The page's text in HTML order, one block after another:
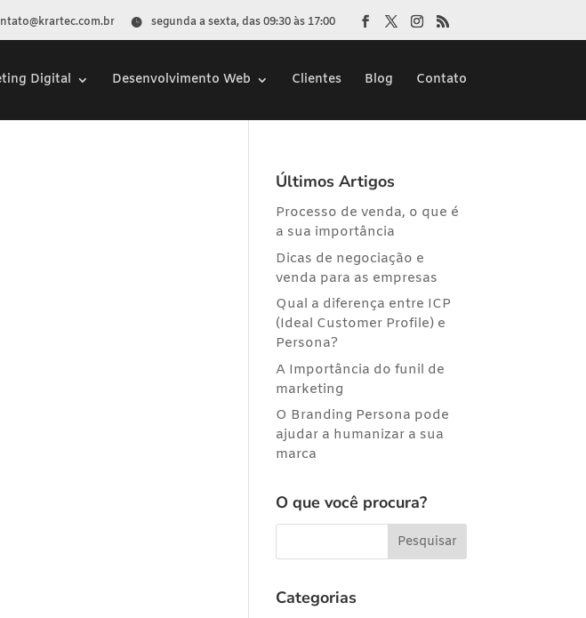
segunda a sexta, das 09:30 às 17:00
Digital Desenvolvimento Web Clientes Blog Contato
Últimos Artigos
Processo de venda, o que é
a sua importância
Dicas de negociação e
venda para as empresas
Qual a diferença entre ICP
(Ideal Customer Profile) e
Persona?
A Importância do funil de
marketing
O Branding Persona pode
ajudar a humanizar a sua
marca
O que você procura?
Categorias